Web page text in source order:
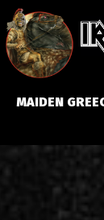
MAIDEN
Tickets